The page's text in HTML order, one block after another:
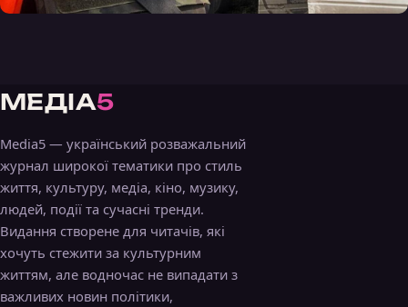
МЕДІА5
Media5 — український розважальний
журнал широкої тематики про стиль
життя, культуру, медіа, кіно, музику,
людей, події та сучасні тренди.
Видання створене для читачів, які
хочуть стежити за культурним
життям, але водночас не випадати з
важливих новин політики,